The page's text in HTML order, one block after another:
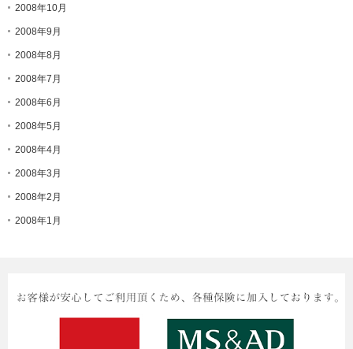
2008年10月
2008年9月
2008年8月
2008年7月
2008年6月
2008年5月
2008年4月
2008年3月
2008年2月
2008年1月